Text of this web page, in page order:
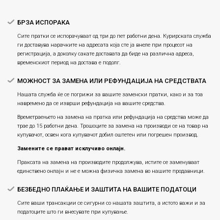
БРЗА ИСПОРАКА
Сите пратки се испорачуваат од три до пет работни дена. Курирската служба
ги доставува нарачките на адресата која сте ја внеле при процесот на
регистрација, а доколку сакате доставата да биде на различна адреса,
временскиот период на достава е подолг.
МОЖНОСТ ЗА ЗАМЕНА ИЛИ РЕФУНДАЦИЈА НА СРЕДСТВАТА
Нашата служба ќе се погрижи за вашите заменски пратки, како и за тоа
навремено да се изврши рефундација на вашите средства.
Времетраењето на замена на пратка или рефундацијa на средства може да
трае до 15 работни дена. Трошоците за замена на производи се на товар на
купувачот, освен кога купувачот добил оштетен или погрешен производ.
Замените се прават исклучиво онлајн.
Праксата на замена на производите продолжува, истите се заменуваат
единствено онлајн и не е можна физичка замена во нашите продавници.
БЕЗБЕДНО ПЛАЌАЊЕ И ЗАШТИТА НА ВАШИТЕ ПОДАТОЦИ
Сите ваши трансакции се сигурни со нашата заштита, а истото важи и за
податоците што ги внесувате при купување.